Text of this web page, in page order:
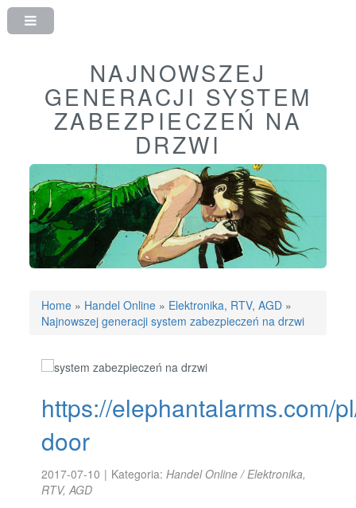
NAJNOWSZEJ
GENERACJI SYSTEM
ZABEZPIECZEŃ NA
DRZWI
Home » Handel Online » Elektronika, RTV, AGD »
Najnowszej generacji system zabezpieczeń na drzwi
https://elephantalarms.com/
door
2017-07-10 | Kategoria:Handel Online / Elektronika,
RTV, AGD